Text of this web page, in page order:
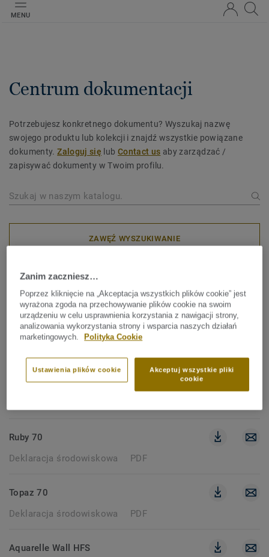
MENU
Centrum dokumentacji
Potrzebujesz konkretnego dokumentu? Wyszukaj nazwę
swojego produktu lub kolekcji i znajdź wszystkie powiązane
dokumenty.Zaloguj się lub Contact us aby zarządzać /
zapisywać dokumenty w Twoim profilu.
ZAWĘŹ WYSZUKIWANIE
DEKLARACJA ŚRODOWISKOWA
CLASSIC 40
Ruby 70
Deklaracja środowiskowa
PDF
Topaz 70
Deklaracja środowiskowa
PDF
Aquarelle Wall HFS
Zanim zaczniesz…
Poprzez kliknięcie na „Akceptacja wszystkich plików cookie” jest
wyrażona zgoda na przechowywanie plików cookie na swoim
urządzeniu w celu usprawnienia korzystania z nawigacji strony,
analizowania wykorzystania strony i wsparcia naszych działań
marketingowych.
Polityka Cookie
Akceptuj wszystkie pliki
cookie
Ustawienia plików cookie